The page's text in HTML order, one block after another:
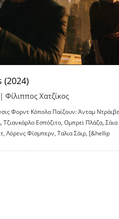
(2024)
Φίλιππος Χατζίκος
Φορντ Κόπολα Παίζουν: Άνταμ
Τζιανκάρλο Εσπόζιτο, Ομπρεϊ Πλάζα, Σάια
Λόρενς Φίσμπερν, Ταλια Σάιρ, [&hellip